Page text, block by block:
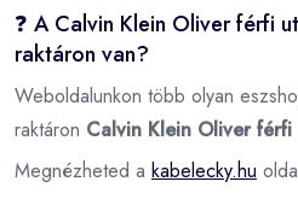
❓ A Calvin Klein Oliver férfi
raktáron van?
Weboldalunkon több olyan
raktáron Calvin Klein Oliver
Megnézheted a kabelecky.hu